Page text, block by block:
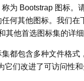
为 Bootstrap 图标。
何其他图标。我们在
其他首选图标集的详细
都包含多种文件格式
它们改进了可访问性和